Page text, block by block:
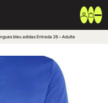
bleu adidas Entrada 26 – Adulte